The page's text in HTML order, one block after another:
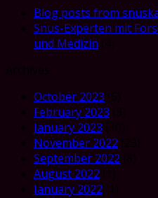
Blog posts from
Snus-Experten mit
und Medizin
October 2023
February 2023
January 2023
November 2022
September 2022
August 2022
January 2022